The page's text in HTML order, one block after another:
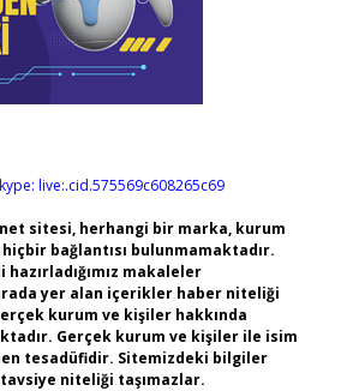
live:.cid.575569c608265c69
sitesi, herhangi bir marka, kurum
bağlantısı bulunmamaktadır.
makaleler
yer alan içerikler haber niteliği
kurum ve kişiler hakkında
Gerçek kurum ve kişiler ile isim
tesadüfidir. Sitemizdeki bilgiler
niteliği taşımazlar.